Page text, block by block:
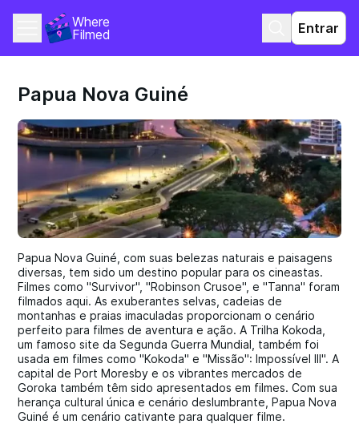
Where
Filmed
Entrar
Papua Nova Guiné
Papua Nova Guiné, com suas belezas naturais e paisagens
diversas, tem sido um destino popular para os cineastas.
Filmes como "Survivor", "Robinson Crusoe", e "Tanna" foram
filmados aqui. As exuberantes selvas, cadeias de
montanhas e praias imaculadas proporcionam o cenário
perfeito para filmes de aventura e ação. A Trilha Kokoda,
um famoso site da Segunda Guerra Mundial, também foi
usada em filmes como "Kokoda" e "Missão": Impossível III". A
capital de Port Moresby e os vibrantes mercados de
Goroka também têm sido apresentados em filmes. Com sua
herança cultural única e cenário deslumbrante, Papua Nova
Guiné é um cenário cativante para qualquer filme.